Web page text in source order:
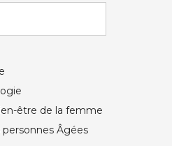
être de la femme
personnes Âgées